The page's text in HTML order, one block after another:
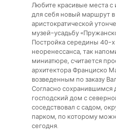
Любите красивые места с
для себя новый маршрут
аристократической
музей-усадьбу
Постройка середины 40-х
неоренессанса, так
миниатюре, считается
архитектора Франциско
возведенным по заказу
Согласно сохранившимся
господский дом с
соседствовал с садом,
парком, по которому
сегодня.